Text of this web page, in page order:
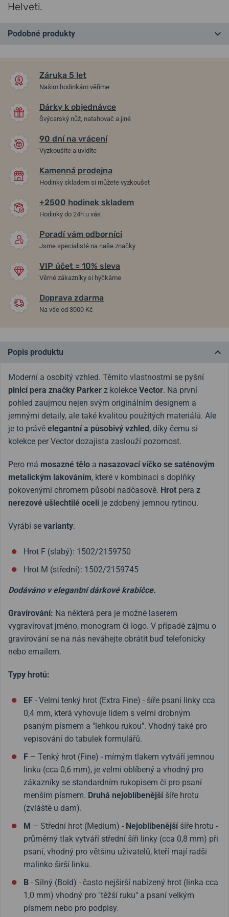
Helveti.
Podobné produkty
-30%
Plnicí pero Parker Urban
Premium Dark Blue CT
Skladem v pátek 14. 8. u vás
1 750 Kč
Plnicí pero Lamy Dialog 3
Pianoblack PT 1506/074788
Záruka 5 let
Našim hodinkám věříme
Dárky k objednávce
Švýcarský nůž, natahovač a jiné
90 dní na vrácení
Vyzkoušíte a uvidíte
Kamenná prodejna
Hodinky skladem si můžete vyzkoušet
+2500 hodinek skladem
Hodinky do 24h u vás
Poradí vám odborníci
Jsme specialisté na naše značky
VIP účet = 10% sleva
Věrné zákazníky si hýčkáme
Doprava zdarma
Na vše od 3000 Kč
Popis produktu
Moderní a osobitý vzhled. Těmito vlastnostmi se pyšní
plnicí pera značky Parker z kolekce Vector. Na první
pohled zaujmou nejen svým originálním designem a
jemnými detaily, ale také kvalitou použitých materiálů. Ale
je to právě elegantní a působivý vzhled, díky čemu si
kolekce per Vector dozajista zaslouží pozornost.
Pero má mosazné tělo a nasazovací víčko se saténovým
metalickým lakováním, které v kombinaci s doplňky
pokovenými chromem působí nadčasově. Hrot pera z
nerezové ušlechtilé oceli je zdobený jemnou rytinou.
Vyrábí se varianty:
Hrot F (slabý): 1502/2159750
Hrot M (střední): 1502/2159745
Dodáváno v elegantní dárkové krabičce.
Gravírování: Na některá pera je možné laserem
vygravírovat jméno, monogram či logo. V případě zájmu o
gravírování se na nás neváhejte obrátit buď telefonicky
nebo emailem.
Typy hrotů:
EF - Velmi tenký hrot (Extra Fine) - šíře psaní linky cca
0,4 mm, která vyhovuje lidem s velmi drobným
psaným písmem a "lehkou rukou". Vhodný také pro
vepisování do tabulek formulářů.
F – Tenký hrot (Fine) - mírným tlakem vytváří jemnou
linku (cca 0,6 mm), je velmi oblíbený a vhodný pro
zákazníky se standardním rukopisem či pro psaní
menším písmem. Druhá nejoblíbenějšíšíře hrotu
(zvláště u dam).
M – Střední hrot (Medium) - Nejoblíbenějšíšíře hrotu -
průměrný tlak vytváří střední šíři linky (cca 0,8 mm) při
psaní, vhodný pro většinu uživatelů, kteří mají radši
malinko širší linku.
B - Silný (Bold) - často nejširší nabízený hrot (linka cca
1,0 mm) vhodný pro "těžší ruku" a psaní velkým
písmem nebo pro podpisy.